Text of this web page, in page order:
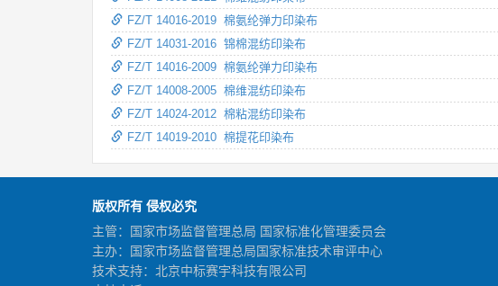
FZ/T 14016-2019 棉氨纶弹力印染布
FZ/T 14031-2016 锦棉混纺印染布
FZ/T 14016-2009 棉氨纶弹力印染布
FZ/T 14008-2005 棉维混纺印染布
FZ/T 14024-2012 棉粘混纺印染布
FZ/T 14019-2010 棉提花印染布
版权所有 侵权必究
主管：国家市场监督管理总局 国家标准化管理委员会
主办：国家市场监督管理总局国家标准技术审评中心
技术支持：北京中标赛宇科技有限公司